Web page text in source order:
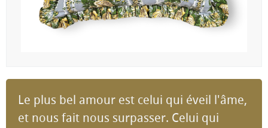
Le plus bel amour est celui qui éveil l'âme,
et nous fait nous surpasser. Celui qui